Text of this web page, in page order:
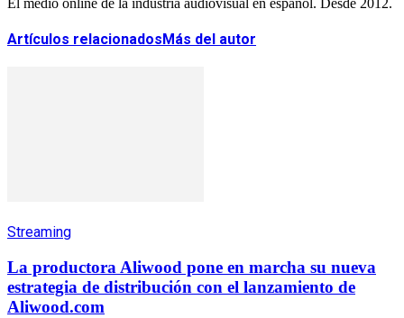
Artículos relacionadosMás del autor
Streaming
La productora Aliwood pone en marcha su nueva
estrategia de distribución con el lanzamiento de
Aliwood.com